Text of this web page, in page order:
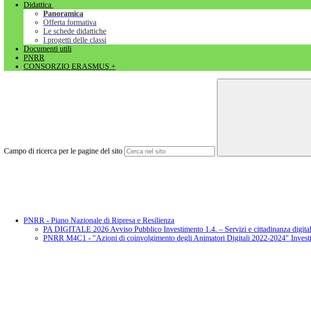
Didattica
Panoramica
Offerta formativa
Le schede didattiche
I progetti delle classi
Documenti utili
PNRR
CONSORZIO ERASMUS +
Campo di ricerca per le pagine del sito
PNRR - Piano Nazionale di Ripresa e Resilienza
PA DIGITALE 2026 Avviso Pubblico Investimento 1.4. – Servizi e cittadinanza
PNRR M4C1 - "Azioni di coinvolgimento degli Animatori Digitali 2022-2024"